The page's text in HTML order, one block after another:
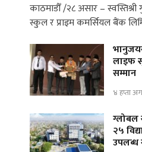
काठमाडौँ /२८ असार –
स्कुल र प्राइम कमर्सियल बैंक
लाइफ
सम्मान
४ हप्ता
ग्लोबल
२५
उपलब्ध